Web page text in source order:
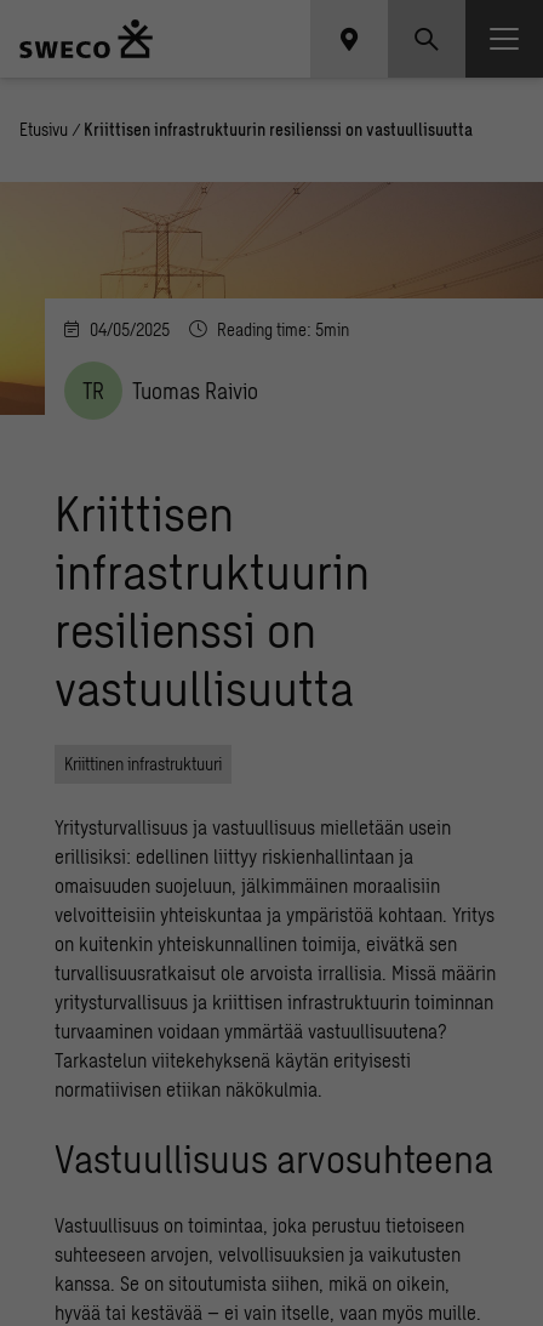
Etusivu / Kriittisen infrastruktuurin resilienssi on vastuullisuutta
04/05/2025 Reading time: 5min
TR Tuomas Raivio
Kriittisen
infrastruktuurin
resilienssi on
vastuullisuutta
Kriittinen infrastruktuuri
Yritysturvallisuus ja vastuullisuus mielletään usein
erillisiksi: edellinen liittyy riskienhallintaan ja
omaisuuden suojeluun, jälkimmäinen moraalisiin
velvoitteisiin yhteiskuntaa ja ympäristöä kohtaan. Yritys
on kuitenkin yhteiskunnallinen toimija, eivätkä sen
turvallisuusratkaisut ole arvoista irrallisia. Missä määrin
yritysturvallisuus ja kriittisen infrastruktuurin toiminnan
turvaaminen voidaan ymmärtää vastuullisuutena?
Tarkastelun viitekehyksenä käytän erityisesti
normatiivisen etiikan näkökulmia.
Vastuullisuus arvosuhteena
Vastuullisuus on toimintaa, joka perustuu tietoiseen
suhteeseen arvojen, velvollisuuksien ja vaikutusten
kanssa. Se on sitoutumista siihen, mikä on oikein,
hyvää tai kestävää – ei vain itselle, vaan myös muille.